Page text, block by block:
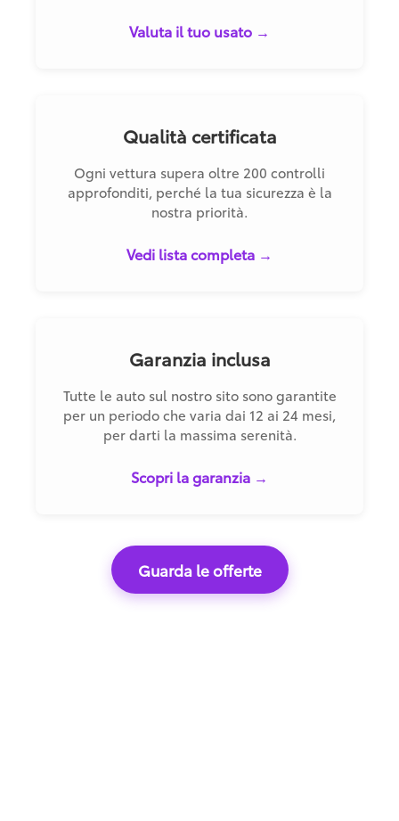
Valuta il tuo usato →
Qualità certificata
Ogni vettura supera oltre 200 controlli
approfonditi, perché la tua sicurezza è la
nostra priorità.
Vedi lista completa →
Garanzia inclusa
Tutte le auto sul nostro sito sono garantite
per un periodo che varia dai 12 ai 24 mesi,
per darti la massima serenità.
Scopri la garanzia →
Guarda le offerte